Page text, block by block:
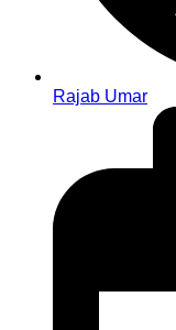
Rajab Umar